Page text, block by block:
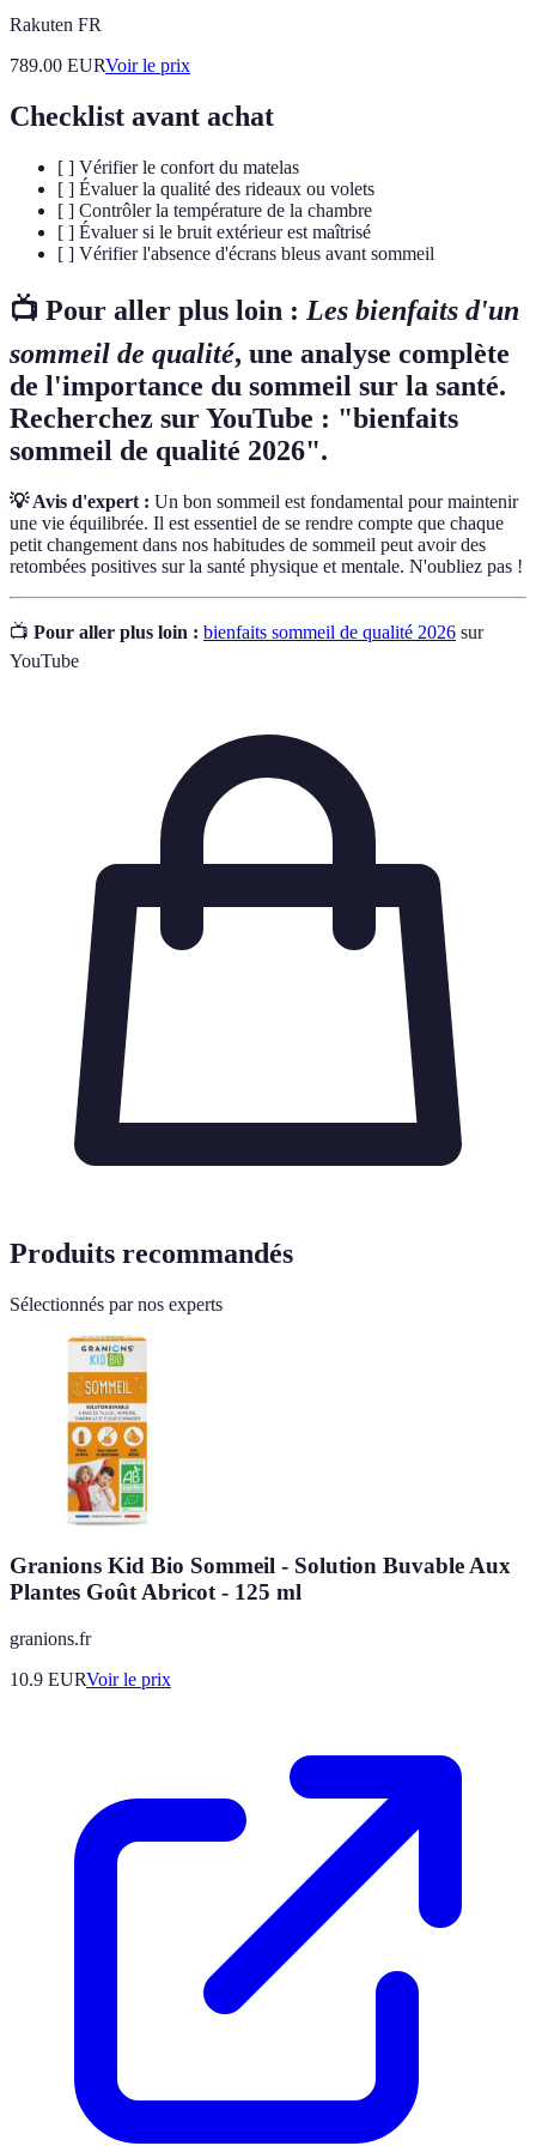
Rakuten FR
789.00 EURVoir le prix
Checklist avant achat
[ ] Vérifier le confort du matelas
[ ] Évaluer la qualité des rideaux ou volets
[ ] Contrôler la température de la chambre
[ ] Évaluer si le bruit extérieur est maîtrisé
[ ] Vérifier l'absence d'écrans bleus avant sommeil
📺 Pour aller plus loin : Les bienfaits d'un
sommeil de qualité, une analyse complète
de l'importance du sommeil sur la santé.
Recherchez sur YouTube : "bienfaits
sommeil de qualité 2026".
💡 Avis d'expert : Un bon sommeil est fondamental pour maintenir
une vie équilibrée. Il est essentiel de se rendre compte que chaque
petit changement dans nos habitudes de sommeil peut avoir des
retombées positives sur la santé physique et mentale. N'oubliez pas !
📺 Pour aller plus loin : bienfaits sommeil de qualité 2026 sur
YouTube
Produits recommandés
Sélectionnés par nos experts
Granions Kid Bio Sommeil - Solution Buvable Aux
Plantes Goût Abricot - 125 ml
granions.fr
10.9 EURVoir le prix